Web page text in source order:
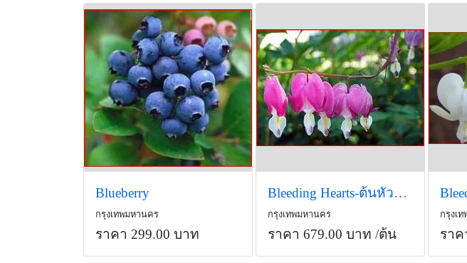
Blueberry
กรุงเทพมหานคร
ราคา 299.00 บาท
Bleeding Hearts-ต้นหัวใจสีชมพู
กรุงเทพมหานคร
ราคา 679.00 บาท /ต้น
กรุงเ
ราค